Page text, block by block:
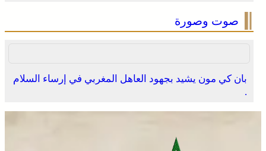
صوت وصورة
بان كي مون يشيد بجهود العاهل المغربي في إرساء السلام
.